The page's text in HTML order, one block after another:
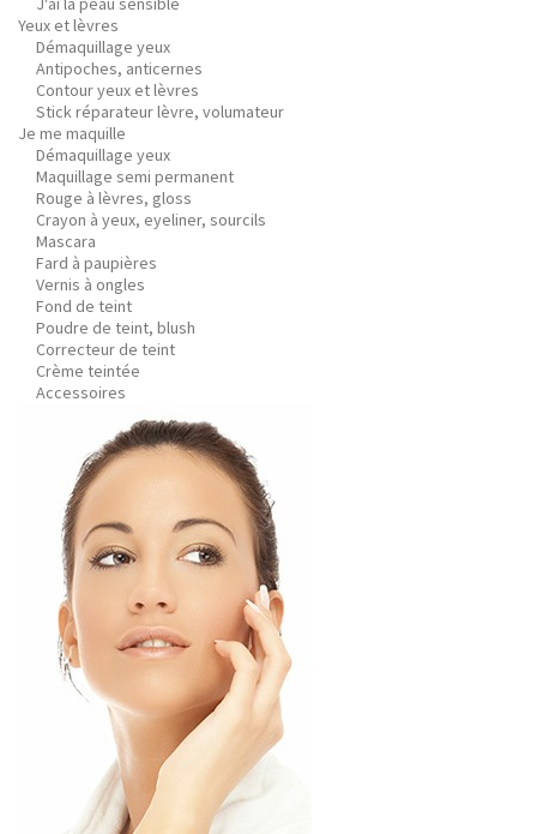
Yeux et lèvres
Démaquillage yeux
Antipoches, anticernes
Contour yeux et lèvres
Stick réparateur lèvre, volumateur
Je me maquille
Démaquillage yeux
Maquillage semi permanent
Rouge à lèvres, gloss
Crayon à yeux, eyeliner, sourcils
Mascara
Fard à paupières
Vernis à ongles
Fond de teint
Poudre de teint, blush
Correcteur de teint
Crème teintée
Accessoires